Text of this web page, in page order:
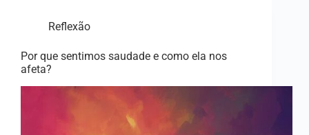
Reflexão
Por que sentimos saudade e como ela nos
afeta?